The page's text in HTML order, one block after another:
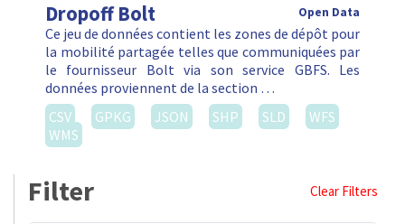
Dropoff Bolt Open Data
Ce jeu de données contient les zones de dépôt pour
la mobilité partagée telles que communiquées par
le fournisseur Bolt via son service GBFS. Les
données proviennent de la section …
CSV
GPKG JSON SHP SLD
WFS
WMS
Filter Clear Filters